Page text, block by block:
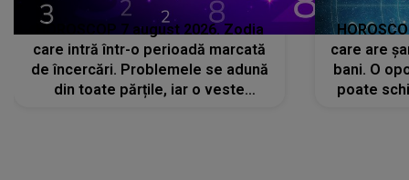
HOROSCOP 7 august 2026. Zodia
care intră într-o perioadă marcată
de încercări. Problemele se adună
din toate părțile, iar o veste
care are
bani. O
poate